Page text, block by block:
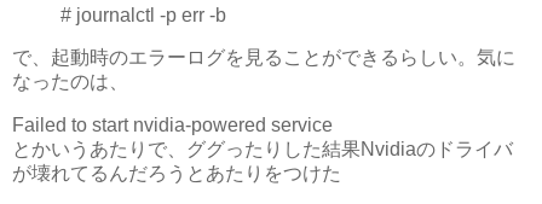
# journalctl -p err -b
で、起動時のエラーログを見ることができるらしい。気に
なったのは、
Failed to start nvidia-powered service
とかいうあたりで、ググったりした結果Nvidiaのドライバ
が壊れてるんだろうとあたりをつけた